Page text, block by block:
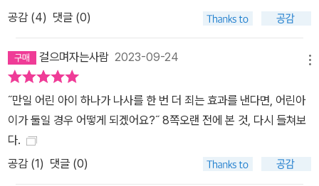
공감 (4) 댓글 (0)
걸으며자는사람 2023-09-24
˝만일 어린 아이 하나가 나사를 한 번 더 죄는 효과를 낸다면, 어린아
이가 둘일 경우 어떻게 되겠어요?˝ 8쪽오랜 전에 본 것, 다시 들쳐보
다.
공감 (1) 댓글 (0)